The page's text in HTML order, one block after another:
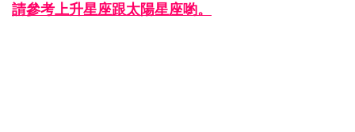
請參考上升星座跟太陽星座喲。